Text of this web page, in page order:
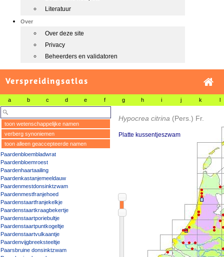
Literatuur
Over
Over deze site
Privacy
Beheerders en validatoren
Verspreidingsatlas
a b c d e f g h i j k l
toon wetenschappelijke namen
verberg synoniemen
toon alleen geaccepteerde namen
Paardenbloembladwrat
Paardenbloemroest
Paardenhaartaailing
Paardenkastanjemeeldauw
Paardenmestdonsinktzwam
Paardenmestfranjehoed
Paardenstaartfranjekelkje
Paardenstaartkraagbekertje
Paardenstaartporiebultje
Paardenstaartpuntkogeltje
Paardenstaartvulkaantje
Paardenvijgbreeksteeltje
Paarsbruine donsinktzwam
Hypocrea citrina (Pers.) Fr.
Platte kussentjeszwam